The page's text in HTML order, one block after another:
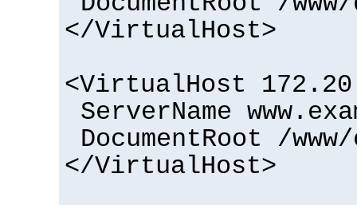
</VirtualHost>
<VirtualHost
ServerName
DocumentRoot /
</VirtualHost>